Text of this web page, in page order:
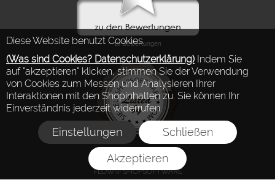
Diese Website benutzt Cookies.
(Was sind Cookies? Datenschutzerklärung) Indem Sie
auf "akzeptieren" klicken, stimmen Sie der Verwendung
von Cookies zum Messen und Analysieren Ihrer
Interaktionen mit den Shopinhalten zu. Sie können Ihr
Einverständnis jederzeit widerrufen.
Einstellungen Schließen
Akzeptieren
FLOW® SHOPSOFTWARE